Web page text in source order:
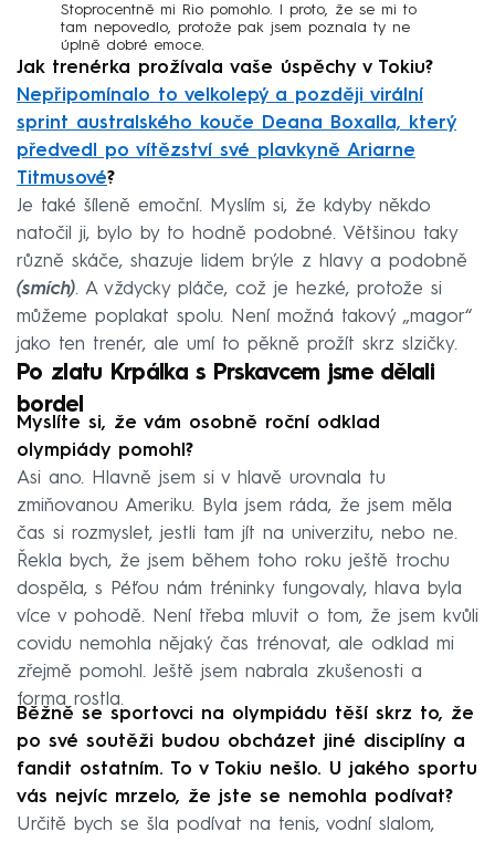
Stoprocentně mi Rio pomohlo. I proto, že se mi to
tam nepovedlo, protože pak jsem poznala ty ne
úplně dobré emoce.
Jak trenérka prožívala vaše úspěchy v Tokiu?
Nepřipomínalo to velkolepý a později virální
sprint australského kouče Deana Boxalla, který
předvedl po vítězství své plavkyně Ariarne
Titmusové?
Je také šíleně emoční. Myslím si, že kdyby někdo
natočil ji, bylo by to hodně podobné. Většinou taky
různě skáče, shazuje lidem brýle z hlavy a podobně
(smích). A vždycky pláče, což je hezké, protože si
můžeme poplakat spolu. Není možná takový „magor“
jako ten trenér, ale umí to pěkně prožít skrz slzičky.
Po zlatu Krpálka s Prskavcem jsme dělali
bordel
Myslíte si, že vám osobně roční odklad
olympiády pomohl?
Asi ano. Hlavně jsem si v hlavě urovnala tu
zmiňovanou Ameriku. Byla jsem ráda, že jsem měla
čas si rozmyslet, jestli tam jít na univerzitu, nebo ne.
Řekla bych, že jsem během toho roku ještě trochu
dospěla, s Péťou nám tréninky fungovaly, hlava byla
více v pohodě. Není třeba mluvit o tom, že jsem kvůli
covidu nemohla nějaký čas trénovat, ale odklad mi
zřejmě pomohl. Ještě jsem nabrala zkušenosti a
forma rostla.
Běžně se sportovci na olympiádu těší skrz to, že
po své soutěži budou obcházet jiné disciplíny a
fandit ostatním. To v Tokiu nešlo. U jakého sportu
vás nejvíc mrzelo, že jste se nemohla podívat?
Určitě bych se šla podívat na tenis, vodní slalom,